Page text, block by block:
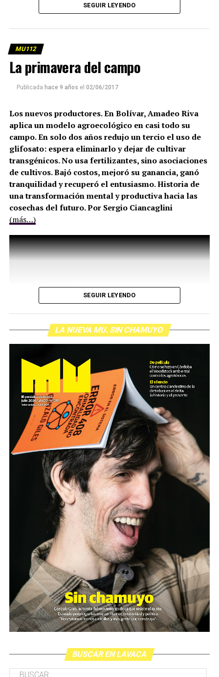
SEGUIR LEYENDO
MU112
La primavera del campo
Publicada hace 9 años el 02/06/2017
Los nuevos productores. En Bolívar, Amadeo Riva
aplica un modelo agroecológico en casi todo su
campo. En solo dos años redujo un tercio el uso de
glifosato: espera eliminarlo y dejar de cultivar
transgénicos. No usa fertilizantes, sino asociaciones
de cultivos. Bajó costos, mejoró su ganancia, ganó
tranquilidad y recuperó el entusiasmo. Historia de
una transformación mental y productiva hacia las
cosechas del futuro. Por Sergio Ciancaglini
(más…)
SEGUIR LEYENDO
LA NUEVA MU. SIN CHAMUYO
BUSCAR EN LAVACA